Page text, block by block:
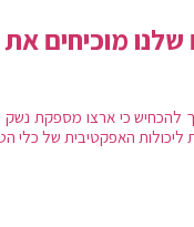
מוכיחים
להכחיש כי ארצו מספקת נשק
האפקטיבית של כלי